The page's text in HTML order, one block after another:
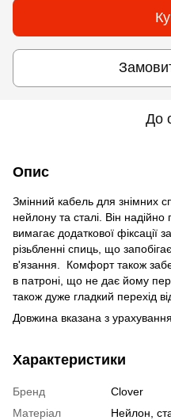
До
Опис
Змінний кабель для знімних
нейлону та сталі. Він надійно
вимагає додаткової фіксації
різьбленні спиць, що
в'язання. Комфорт також
в патроні, що не дає йому
також дуже гладкий перехід
Довжина вказана з
Характеристики
Бренд
Clover
Матеріал
Нейлон,